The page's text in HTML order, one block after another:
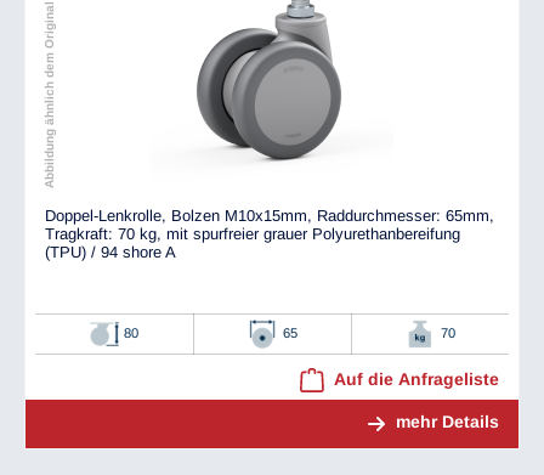
Abbildung ähnlich dem Original
Doppel-Lenkrolle, Bolzen M10x15mm, Raddurchmesser: 65mm,
Tragkraft: 70 kg, mit spurfreier grauer Polyurethanbereifung
(TPU) / 94 shore A
80 65 70
Auf die Anfrageliste
mehr Details